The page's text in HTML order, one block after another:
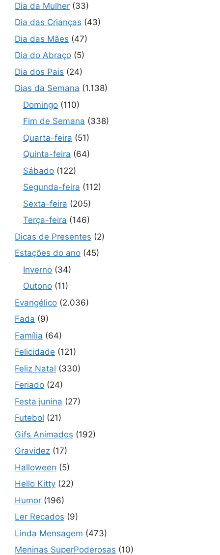
Dia da Mulher (33)
Dia das Crianças (43)
Dia das Mães (47)
Dia do Abraço (5)
Dia dos Pais (24)
Dias da Semana (1.138)
Domingo (110)
Fim de Semana (338)
Quarta-feira (51)
Quinta-feira (64)
Sábado (122)
Segunda-feira (112)
Sexta-feira (205)
Terça-feira (146)
Dicas de Presentes (2)
Estações do ano (45)
Inverno (34)
Outono (11)
Evangélico (2.036)
Fada (9)
Família (64)
Felicidade (121)
Feliz Natal (330)
Feriado (24)
Festa junina (27)
Futebol (21)
Gifs Animados (192)
Gravidez (17)
Halloween (5)
Hello Kitty (22)
Humor (196)
Ler Recados (9)
Linda Mensagem (473)
Meninas SuperPoderosas (10)